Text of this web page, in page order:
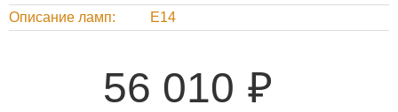
Описание ламп
E14
56 010